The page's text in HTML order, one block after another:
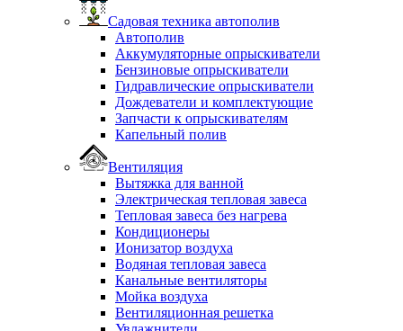
Садовая техника автополив
Автополив
Аккумуляторные опрыскиватели
Бензиновые опрыскиватели
Гидравлические опрыскиватели
Дождеватели и комплектующие
Запчасти к опрыскивателям
Капельный полив
Вентиляция
Вытяжка для ванной
Электрическая тепловая завеса
Тепловая завеса без нагрева
Кондиционеры
Ионизатор воздуха
Водяная тепловая завеса
Канальные вентиляторы
Мойка воздуха
Вентиляционная решетка